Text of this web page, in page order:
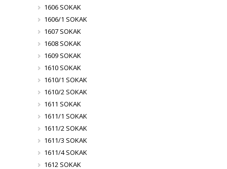
1606 SOKAK
1606/1 SOKAK
1607 SOKAK
1608 SOKAK
1609 SOKAK
1610 SOKAK
1610/1 SOKAK
1610/2 SOKAK
1611 SOKAK
1611/1 SOKAK
1611/2 SOKAK
1611/3 SOKAK
1611/4 SOKAK
1612 SOKAK